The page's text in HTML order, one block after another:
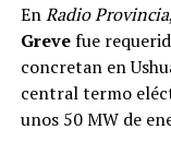
EnRadio Provincia
Grevefue
concretan en
central termo
unos 50 MW de